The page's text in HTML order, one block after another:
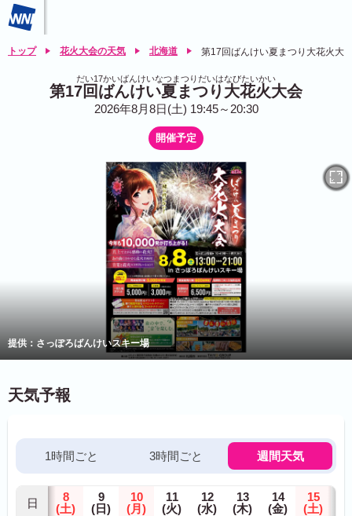
トップ 花火大会の天気 北海道 第17回ばんけい夏まつり大花火大
だい17かいばんけいなつまつりだいはなびたいかい
第17回ばんけい夏まつり大花火大会
2026年8月8日(土) 19:45～20:30
開催予定
提供：さっぽろばんけいスキー場
天気予報
1時間ごと 3時間ごと 週間天気
日
8
(土)
9
(日)
10
(月)
11
(火)
12
(水)
13
(木)
14
(金)
15
(土)